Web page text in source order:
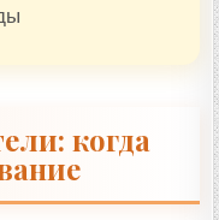
когда